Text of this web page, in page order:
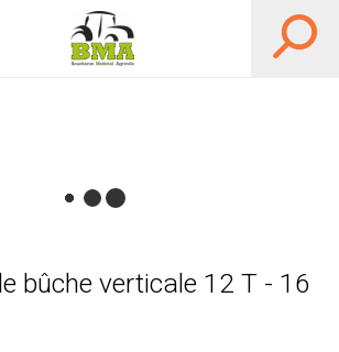
bûche verticale 12 T - 16